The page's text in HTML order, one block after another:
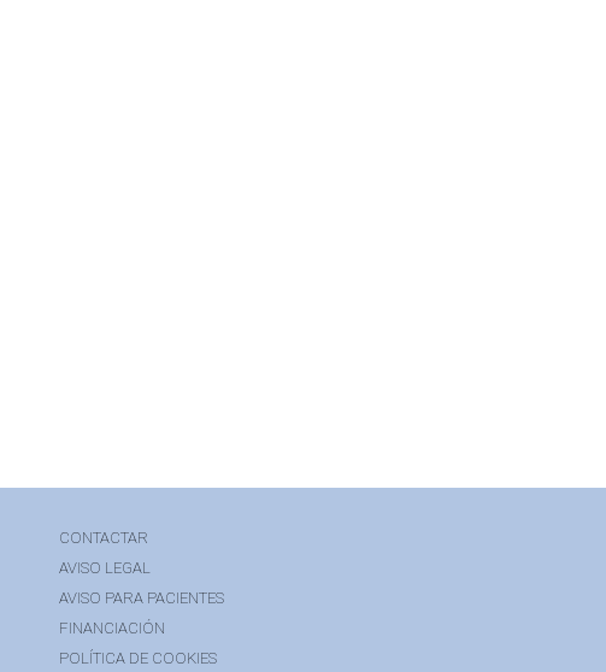
CONTACTAR
AVISO LEGAL
AVISO PARA PACIENTES
FINANCIACIÓN
POLÍTICA DE COOKIES